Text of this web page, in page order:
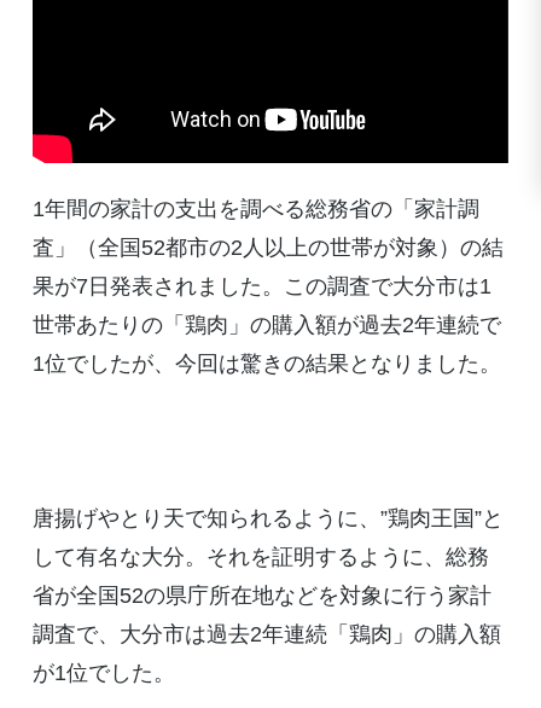
1年間の家計の支出を調べる総務省の「家計調
査」（全国52都市の2人以上の世帯が対象）の結
果が7日発表されました。この調査で大分市は1
世帯あたりの「鶏肉」の購入額が過去2年連続で
1位でしたが、今回は驚きの結果となりました。
唐揚げやとり天で知られるように、”鶏肉王国”と
して有名な大分。それを証明するように、総務
省が全国52の県庁所在地などを対象に行う家計
調査で、大分市は過去2年連続「鶏肉」の購入額
が1位でした。